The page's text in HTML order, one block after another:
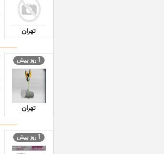
تهران
1 روز پیش
تهران
1 روز پیش